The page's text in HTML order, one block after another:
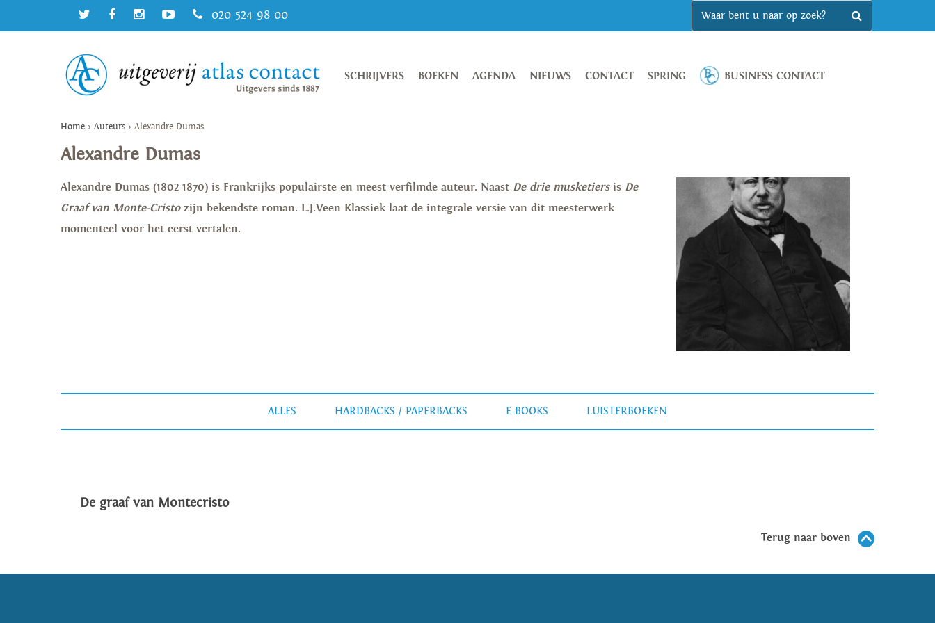
020 524 98 00
SCHRIJVERS BOEKEN AGENDA NIEUWS CONTACT SPRING BUSINESS CONTACT
Home > Auteurs > Alexandre Dumas
Alexandre Dumas
Alexandre Dumas (1802-1870) is Frankrijks populairste en meest verfilmde auteur. Naast De drie musketiersis De
Graaf van Monte-Cristozijn bekendste roman. L.J.Veen Klassiek laat de integrale versie van dit meesterwerk
momenteel voor het eerst vertalen.
ALLES HARDBACKS / PAPERBACKS E-BOOKS LUISTERBOEKEN
De graaf van Montecristo
Terug naar boven